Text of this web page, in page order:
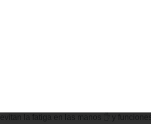
evitan la fatiga en las manos ✋ y